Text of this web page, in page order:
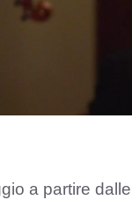
a partire dalle